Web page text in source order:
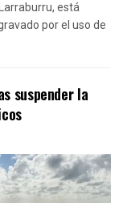
está
por el uso de
suspender la